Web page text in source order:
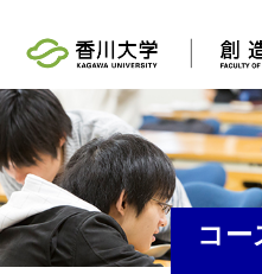
コー